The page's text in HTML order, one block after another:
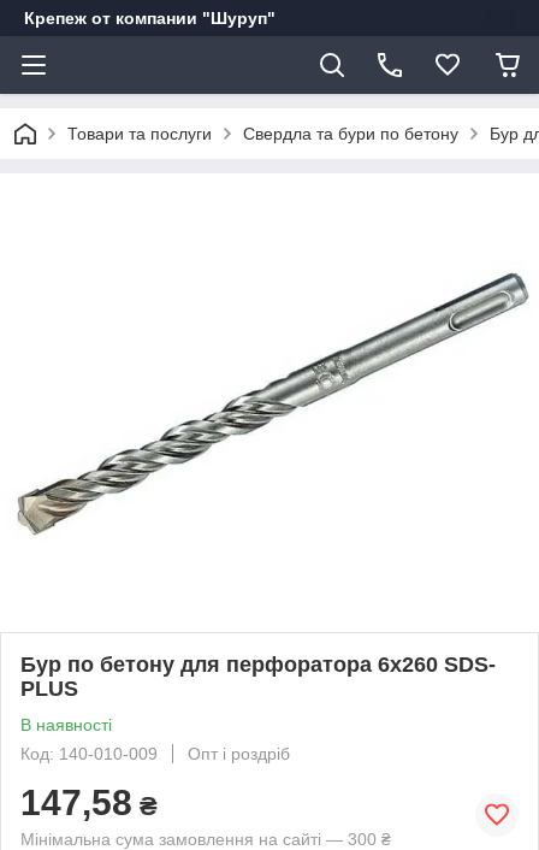
Крепеж от компании "Шуруп"
Товари та послуги Свердла та бури по бетону Бур
Бур по бетону для перфоратора 6х260 SDS-
PLUS
В наявності
Код: 140-010-009
Опт і роздріб
147,58 ₴
Мінімальна сума замовлення на сайті — 300 ₴